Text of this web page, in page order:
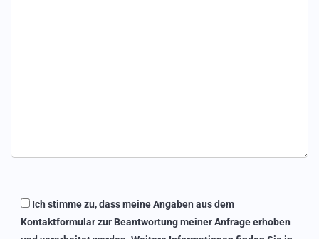
Ich stimme zu, dass meine Angaben aus dem
Kontaktformular zur Beantwortung meiner Anfrage erhoben